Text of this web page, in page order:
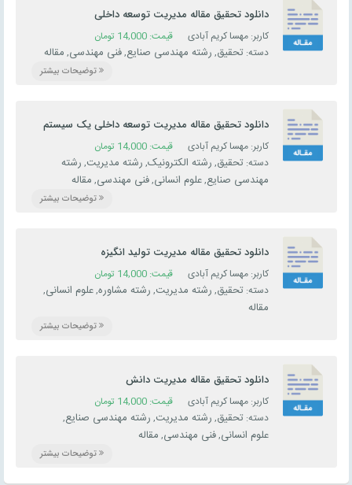
دانلود تحقیق مقاله مدیریت توسعه داخلی
کاربر: مهسا کریم آبادی قیمت: 14,000 تومان
دسته: تحقیق, رشته مهندسی صنایع,فنی مهندسی, مقاله
توضیحات بیشتر
دانلود تحقیق مقاله مديريت توسعه داخلی يک سيستم
اطلاعاتی كمپس
کاربر: مهسا کریم آبادی قیمت: 14,000 تومان
دسته: تحقیق, رشته الکترونیک, رشته مدیریت, رشته
مهندسی صنایع,علوم انسانی,فنی مهندسی, مقاله
توضیحات بیشتر
دانلود تحقیق مقاله مديريت توليد انگيزه
کاربر: مهسا کریم آبادی قیمت: 14,000 تومان
دسته: تحقیق, رشته مدیریت, رشته مشاوره,علوم انسانی,
مقاله
توضیحات بیشتر
دانلود تحقیق مقاله مدیریت دانش
کاربر: مهسا کریم آبادی قیمت: 14,000 تومان
دسته: تحقیق, رشته مدیریت, رشته مهندسی صنایع,
علوم انسانی,فنی مهندسی, مقاله
توضیحات بیشتر